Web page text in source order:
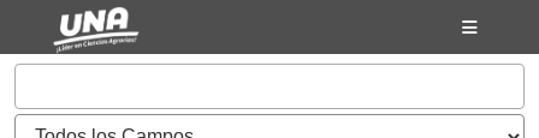
Saltar al contenido
VuFind